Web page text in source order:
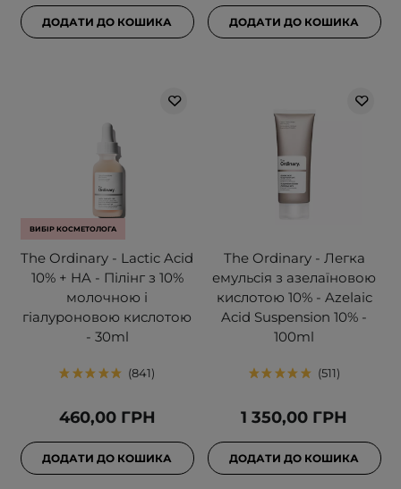
ДОДАТИ ДО КОШИКА ДОДАТИ ДО КОШИКА
ВИБІР КОСМЕТОЛОГА
The Ordinary - Lactic Acid
10% + HA - Пілінг з 10%
молочною і
гіалуроновою кислотою
- 30ml
841
460,00 ГРН
ДОДАТИ ДО КОШИКА
The Ordinary - Легка
емульсія з азелаїновою
кислотою 10% - Azelaic
Acid Suspension 10% -
100ml
511
1 350,00 ГРН
ДОДАТИ ДО КОШИКА